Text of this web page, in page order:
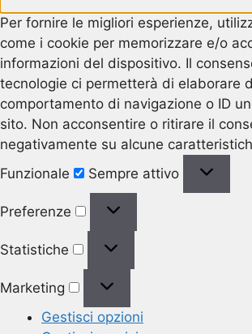
Per fornire le migliori esperienze,
come i cookie per memorizzare e/o
informazioni del dispositivo. Il
tecnologie ci permetterà di elaborare
comportamento di navigazione o ID
sito. Non acconsentire o ritirare il
negativamente su alcune
Funzionale
Sempre attivo
Preferenze
Statistiche
Marketing
Gestisci opzioni